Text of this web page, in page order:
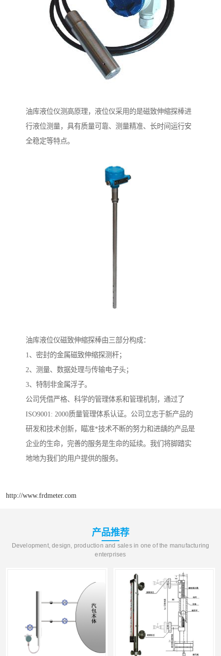
油库液位仪测高原理，液位仪采用的是磁致伸缩探棒进
行液位测量，具有质量可靠、测量精准、长时间运行安
全稳定等特点。
油库液位仪磁致伸缩探棒由三部分构成：
1、密封的金属磁致伸缩探测杆；
2、测量、数据处理与传输电子头；
3、特制非金属浮子。
公司凭借严格、科学的管理体系和管理机制，通过了
ISO9001: 2000质量管理体系认证。公司立志于新产品的
研发和技术创新，瞄准*技术不断的努力和进龋的产品是
企业的生命，完善的服务是生命的延续。我们将脚踏实
地地为我们的用户提供的服务。
http://www.frdmeter.com
产品推荐
Development, design, production and sales in one of the manufacturing
enterprises